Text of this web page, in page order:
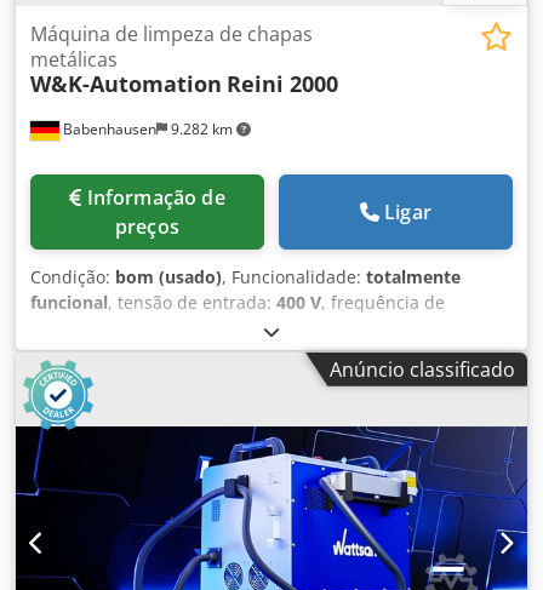
Babenhausen 9.282 km
Máquina de limpeza de chapas
metálicas
W&K-Automation Reini 2000
preços
Ligar
Condição: bom (usado), Funcionalidade: totalmente
funcional, tensão de entrada: 400 V, frequência de
, Certificado pela DGUV até:
corrente de entrada:trifásico, ano da última revisão geral:
2023, Máquina de Limpeza de Chapas Reini 2000 Versão
em aço inoxidável Cjdpozfxy Dsfx Ad Seha com botão de
retorno Capacidade aprox. 650 chapas/hora com sistema
de lubrificação de chapas Máquina móvel Apenas
connosco: inspeção DGUV V3 realizada Ligação: 400V, ficha
16A-CEE Dimensões aprox.: 2000 x 1050 x 905 mm (L x P x
A) Máquina usada
Anúncio classificado